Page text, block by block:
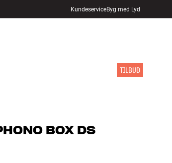
KundeserviceByg med Lyd
TILBUD
BOX DS